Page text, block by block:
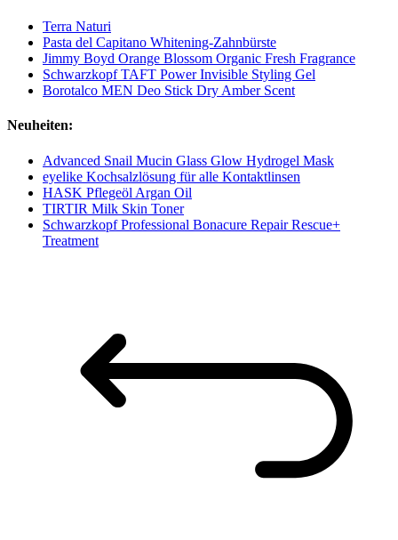
Terra Naturi
Pasta del Capitano Whitening-Zahnbürste
Jimmy Boyd Orange Blossom Organic Fresh Fragrance
Schwarzkopf TAFT Power Invisible Styling Gel
Borotalco MEN Deo Stick Dry Amber Scent
Neuheiten:
Advanced Snail Mucin Glass Glow Hydrogel Mask
eyelike Kochsalzlösung für alle Kontaktlinsen
HASK Pflegeöl Argan Oil
TIRTIR Milk Skin Toner
Schwarzkopf Professional Bonacure Repair Rescue+
Treatment